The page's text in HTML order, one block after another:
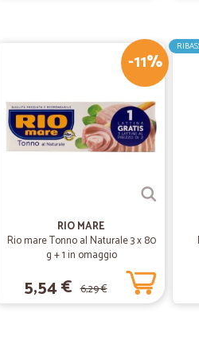
alla mia porta la mattina del 04. Tutto era
-11%
RIO MARE
Rio mare Tonno al Naturale 3 x 80
g + 1 in omaggio
5,54 € 6,29 €